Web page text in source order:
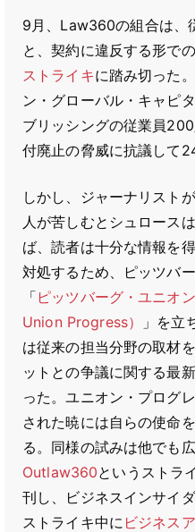
9月、Law360の組合は、
と、契約に違反する形で
ストライキに踏み切った
ン・グローバル・キャピ
ブリッシングの従業員
付廃止の脅威に抗議して
しかし、ジャーナリスト
人が苦しむとシュロース
ば、読者は十分な情報を
対処するため、ピッツバ
「 ピッツバーグ・ユニオ
Union Progress）
」を立
は従来の担当分野の取材
ットとの争議に関する最
った。ユニオン・プログ
された暁には自らの使命
る。同様の試みは他でも
Outlaw360というストラ
刊し、ビジネスインサイ
ストライキ中に ビジネス